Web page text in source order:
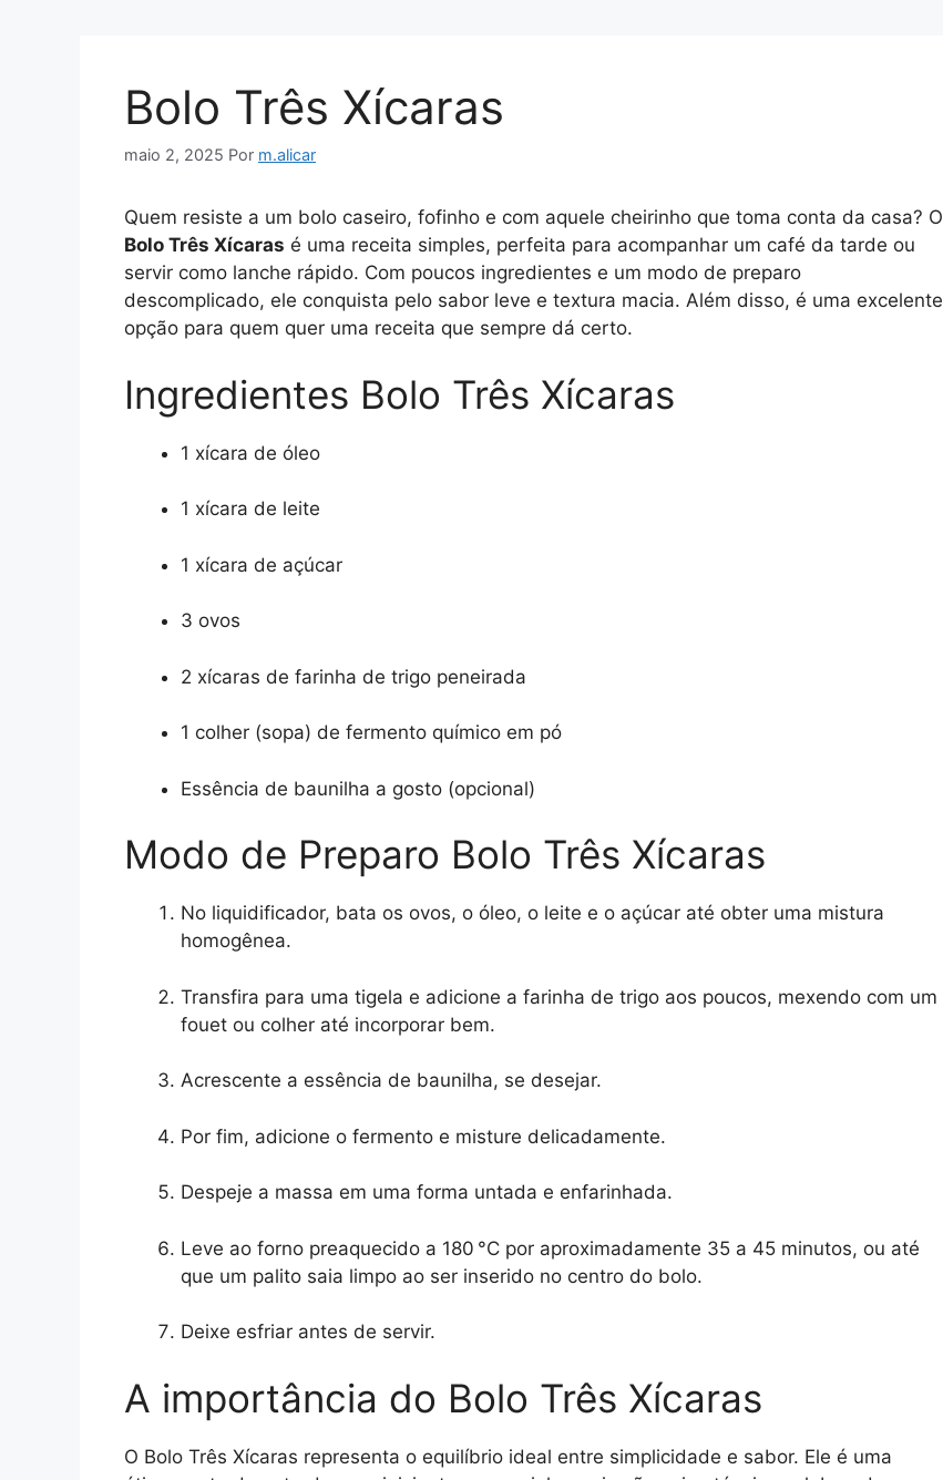
Bolo Três Xícaras
maio 2, 2025 Por m.alicar
Quem resiste a um bolo caseiro, fofinho e com aquele cheirinho que toma conta da casa? O
Bolo Três Xícaras é uma receita simples, perfeita para acompanhar um café da tarde ou
servir como lanche rápido. Com poucos ingredientes e um modo de preparo
descomplicado, ele conquista pelo sabor leve e textura macia. Além disso, é uma excelente
opção para quem quer uma receita que sempre dá certo.
Ingredientes Bolo Três Xícaras
1 xícara de óleo
1 xícara de leite
1 xícara de açúcar
3 ovos
2 xícaras de farinha de trigo peneirada
1 colher (sopa) de fermento químico em pó
Essência de baunilha a gosto (opcional)
Modo de Preparo Bolo Três Xícaras
No liquidificador, bata os ovos, o óleo, o leite e o açúcar até obter uma mistura
homogênea.
Transfira para uma tigela e adicione a farinha de trigo aos poucos, mexendo com um
fouet ou colher até incorporar bem.
Acrescente a essência de baunilha, se desejar.
Por fim, adicione o fermento e misture delicadamente.
Despeje a massa em uma forma untada e enfarinhada.
Leve ao forno preaquecido a 180 °C por aproximadamente 35 a 45 minutos, ou até
que um palito saia limpo ao ser inserido no centro do bolo.
Deixe esfriar antes de servir.
A importância do Bolo Três Xícaras
O Bolo Três Xícaras representa o equilíbrio ideal entre simplicidade e sabor. Ele é uma